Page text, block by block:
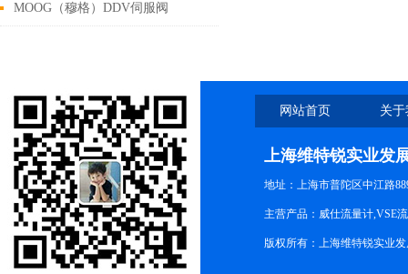
MOOG（穆格）DDV伺服阀
网站首页 关
上海维特锐实业发
地址：上海市普陀区中江路
主营产品：威仕流量计,VSE
版权所有：上海维特锐实业